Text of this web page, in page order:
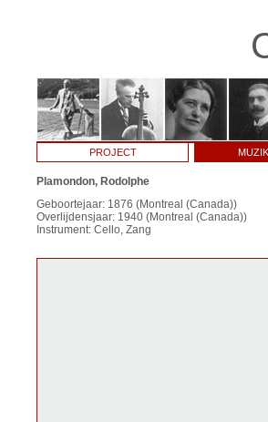
PROJECT
Plamondon, Rodolphe
Geboortejaar: 1876 (Montreal (Canada))
Overlijdensjaar: 1940 (Montreal (Canada))
Instrument: Cello, Zang